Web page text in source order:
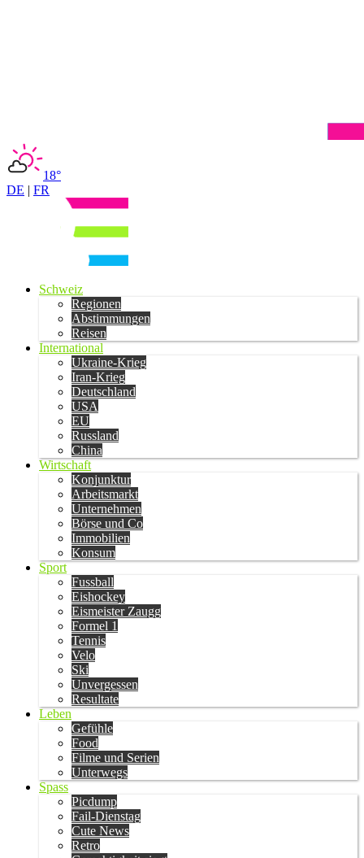
18°
DE | FR
Schweiz
Regionen
Abstimmungen
Reisen
International
Ukraine-Krieg
Iran-Krieg
Deutschland
USA
EU
Russland
China
Wirtschaft
Konjunktur
Arbeitsmarkt
Unternehmen
Börse und Co
Immobilien
Konsum
Sport
Fussball
Eishockey
Eismeister Zaugg
Formel 1
Tennis
Velo
Ski
Unvergessen
Resultate
Leben
Gefühle
Food
Filme und Serien
Unterwegs
Spass
Picdump
Fail-Dienstag
Cute News
Retro